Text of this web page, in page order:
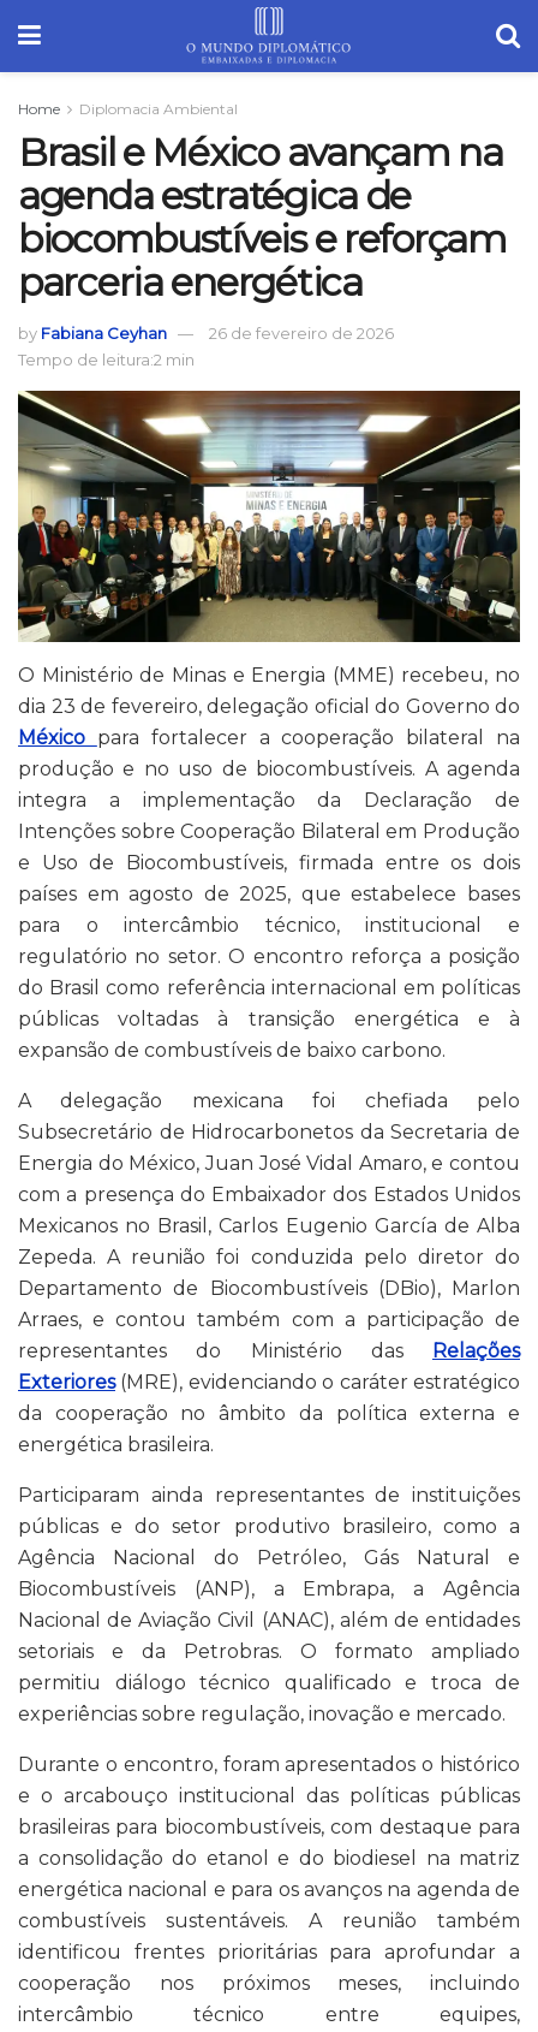
Home Diplomacia Ambiental
Brasil e México avançam na
agenda estratégica de
biocombustíveis e reforçam
parceria energética
by Fabiana Ceyhan
26 de fevereiro de 2026
Tempo de leitura:2 min
O Ministério de Minas e Energia (MME) recebeu, no
dia 23 de fevereiro, delegação oficial do Governo do
México para fortalecer a cooperação bilateral na
produção e no uso de biocombustíveis. A agenda
integra a implementação da Declaração de
Intenções sobre Cooperação Bilateral em Produção
e Uso de Biocombustíveis, firmada entre os dois
países em agosto de 2025, que estabelece bases
para o intercâmbio técnico, institucional e
regulatório no setor. O encontro reforça a posição
do Brasil como referência internacional em políticas
públicas voltadas à transição energética e à
expansão de combustíveis de baixo carbono.
A delegação mexicana foi chefiada pelo
Subsecretário de Hidrocarbonetos da Secretaria de
Energia do México, Juan José Vidal Amaro, e contou
com a presença do Embaixador dos Estados Unidos
Mexicanos no Brasil, Carlos Eugenio García de Alba
Zepeda. A reunião foi conduzida pelo diretor do
Departamento de Biocombustíveis (DBio), Marlon
Arraes, e contou também com a participação de
representantes do Ministério das
Relações
Exteriores(MRE), evidenciando o caráter estratégico
da cooperação no âmbito da política externa e
energética brasileira.
Participaram ainda representantes de instituições
públicas e do setor produtivo brasileiro, como a
Agência Nacional do Petróleo, Gás Natural e
Biocombustíveis (ANP), a Embrapa, a Agência
Nacional de Aviação Civil (ANAC), além de entidades
setoriais e da Petrobras. O formato ampliado
permitiu diálogo técnico qualificado e troca de
experiências sobre regulação, inovação e mercado.
Durante o encontro, foram apresentados o histórico
e o arcabouço institucional das políticas públicas
brasileiras para biocombustíveis, com destaque para
a consolidação do etanol e do biodiesel na matriz
energética nacional e para os avanços na agenda de
combustíveis sustentáveis. A reunião também
identificou frentes prioritárias para aprofundar a
cooperação nos próximos meses, incluindo
intercâmbio técnico entre equipes,